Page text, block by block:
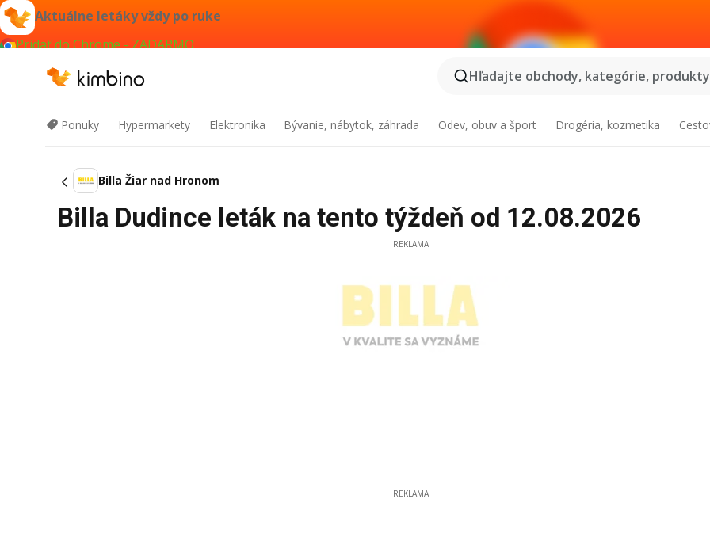
Aktuálne letáky vždy po ruke
Pridať do Chrome - ZADARMO
Hľadajte obchody, kategórie,
Ponuky Hypermarkety Elektronika Bývanie, nábytok, záhrada Odev, obuv a šport Drogéria, kozmetika
Billa Žiar nad Hronom
Billa Dudince leták na tento týždeň od 12.08.2026
REKLAMA
REKLAMA